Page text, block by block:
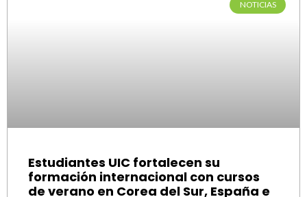
NOTICIAS
Estudiantes UIC fortalecen su
formación internacional con cursos
de verano en Corea del Sur, España e